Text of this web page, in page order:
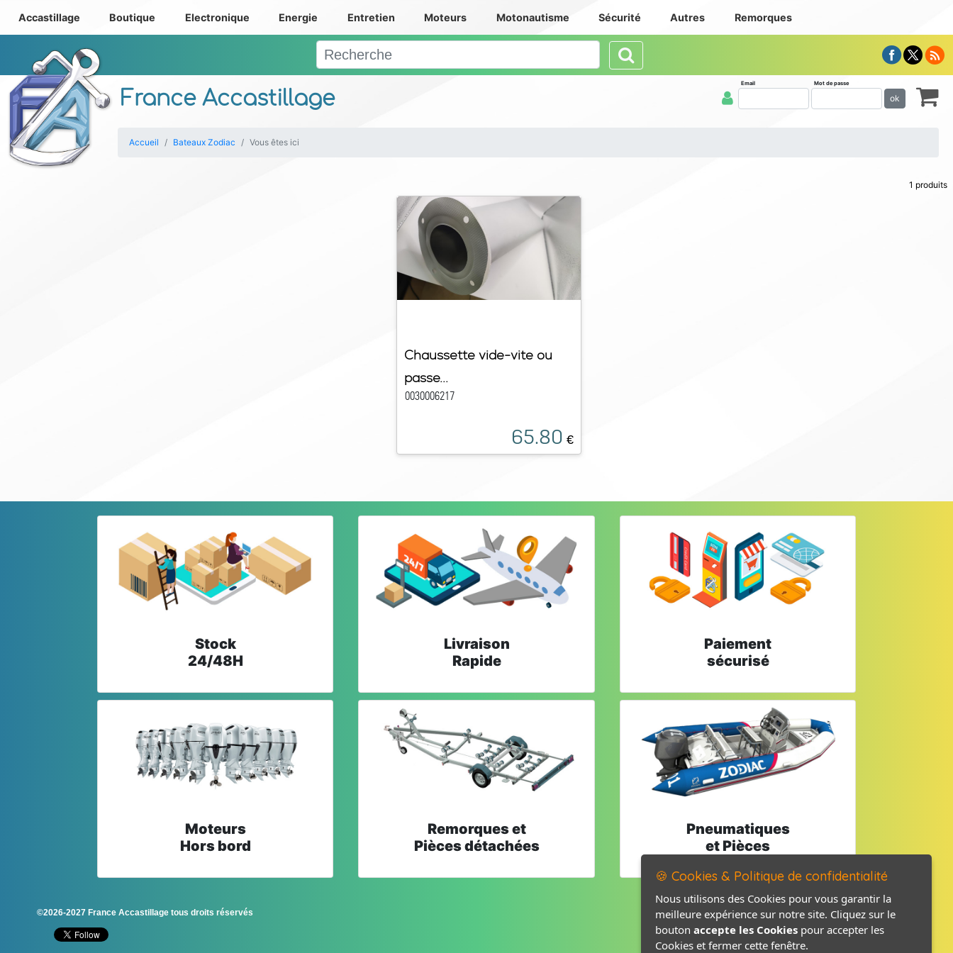
France Accastillage
Accastillage Boutique Electronique Energie Entretien Moteurs Motonautisme Sécurité Autres Remorques
Email Mot de passe
ok
Accueil Bateaux Zodiac Vous êtes ici
1 produits
Chaussette vide-vite ou
passe...
0030006217
65.80 €
Stock
24/48H
Livraison
Rapide
Paiement
sécurisé
Moteurs
Hors bord
Remorques et
Pièces détachées
Pneumatiques
et Pièces
©2026-2027 France Accastillage tous droits réservés Mentions légales
Politique de confidentialité
🍪 Cookies & Politique de confidentialité
Nous utilisons des Cookies pour vous garantir la
meilleure expérience sur notre site. Cliquez sur le
bouton accepte les Cookies pour accepter les
Cookies et fermer cette fenêtre.